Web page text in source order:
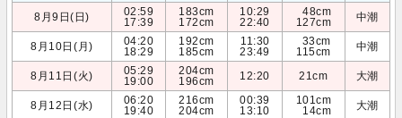
8月9日(日)
02:59
17:39
183cm
172cm
10:29
22:40
48cm
127cm
中潮
8月10日(月)
04:20
18:29
192cm
185cm
11:30
23:49
33cm
115cm
中潮
8月11日(火)
05:29
19:00
204cm
196cm
12:20 21cm 大潮
8月12日(水)
06:20
19:40
216cm
204cm
00:39
13:10
101cm
14cm
大潮